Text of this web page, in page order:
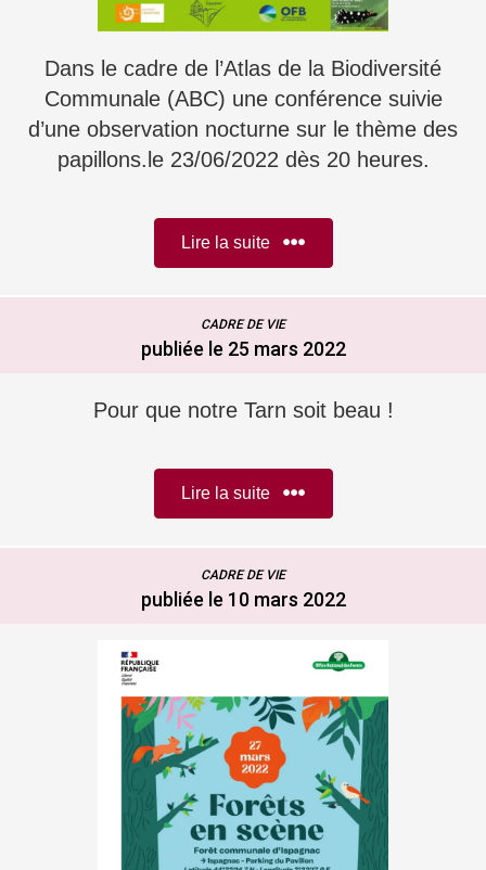
Dans le cadre de l’Atlas de la Biodiversité
Communale (ABC) une conférence suivie
d’une observation nocturne sur le thème des
papillons.le 23/06/2022 dès 20 heures.
Lire la suite
CADRE DE VIE
publiée le 25 mars 2022
Pour que notre Tarn soit beau !
Lire la suite
CADRE DE VIE
publiée le 10 mars 2022